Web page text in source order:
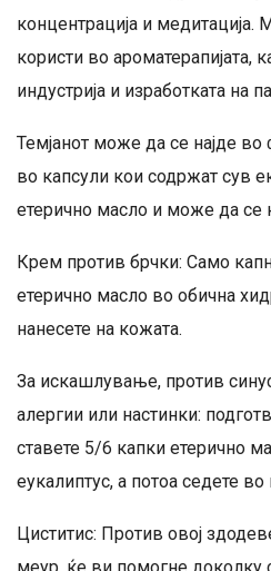
концентрација и медитација.
користи во ароматерапијата,
индустрија и изработката на
Темјанот може да се најде
во капсули кои содржат сув
етерично масло и може да се
Крем против брчки: Само
етерично масло во обична
нанесете на кожата.
За искашлување, против
алергии или настинки:
ставете 5/6 капки етерично
еукалиптус, а потоа седете
Циститис: Против овој